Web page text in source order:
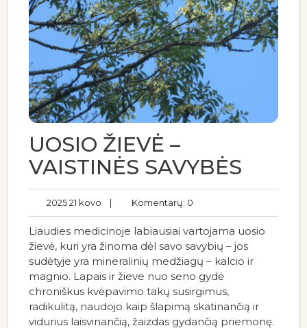
UOSIO ŽIEVĖ –
VAISTINĖS SAVYBĖS
2025 21 kovo | Komentarų: 0
Liaudies medicinoje labiausiai vartojama uosio
žievė, kuri yra žinoma dėl savo savybių – jos
sudėtyje yra mineralinių medžiagų – kalcio ir
magnio. Lapais ir žieve nuo seno gydė
chroniškus kvėpavimo takų susirgimus,
radikulitą, naudojo kaip šlapimą skatinančią ir
vidurius laisvinančią, žaizdas gydančią priemonę.